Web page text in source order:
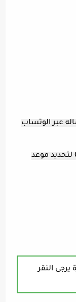
عبر الوتساب
الخبرات او الاتصال على الرقم 0777688789 لتحديد موعد
يرجى النقر